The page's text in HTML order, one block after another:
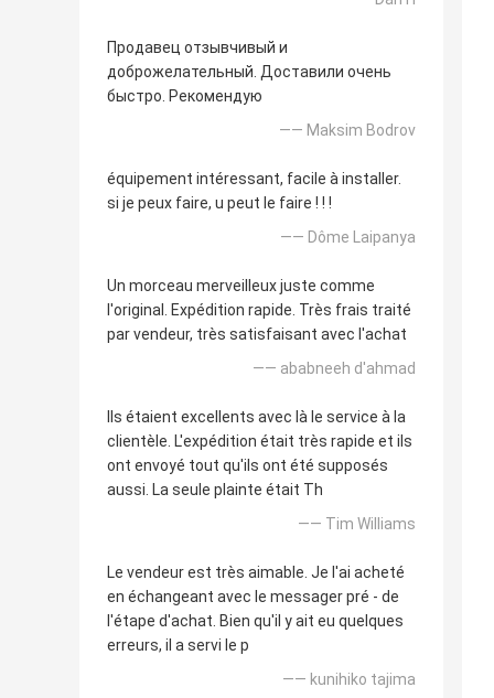
Продавец отзывчивый и
доброжелательный. Доставили очень
быстро. Рекомендую
—— Maksim Bodrov
équipement intéressant, facile à installer.
si je peux faire, u peut le faire ! ! !
—— Dôme Laipanya
Un morceau merveilleux juste comme
l'original. Expédition rapide. Très frais traité
par vendeur, très satisfaisant avec l'achat
—— ababneeh d'ahmad
Ils étaient excellents avec là le service à la
clientèle. L'expédition était très rapide et ils
ont envoyé tout qu'ils ont été supposés
aussi. La seule plainte était Th
—— Tim Williams
Le vendeur est très aimable. Je l'ai acheté
en échangeant avec le messager pré - de
l'étape d'achat. Bien qu'il y ait eu quelques
erreurs, il a servi le p
—— kunihiko tajima